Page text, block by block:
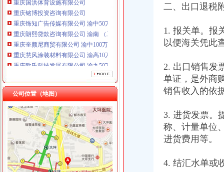
重庆铭博投资咨询有限公司
重庆饰知广告传媒有限公司 渝中50万 （工商注册）
重庆朗熙贷款咨询有限公司 渝南 （工商注册）
重庆奎颜尼商贸有限公司 渝中100万 （工商注册）
重庆慧风涂装材料有限公司 渝高10万 （工商注册）
重庆欧氏科技发展有限公司 渝九50万 （进出口权）
重庆盛旗投资咨询有限公司 渝中10万 （工商注册）
重庆佳技维科技发展有限公司 渝南100万 （进出口权）
上海兆妩贸易有限公司重庆天地分公司 渝中 （工商注册）
公司位置（地图）
工商动态
沙坪坝局抓住“五个关键”0元注册公司流程推动重点工作全面开展
南川局一元注册公司采取四项措施化元旦期间食品安全监管
二、出口退税
1. 报关单。报
以便海关凭此
2. 出口销售发
单证，是外商
销售收入的依
3. 进货发票。
称、计量单位
进货费用等。
4. 结汇水单或